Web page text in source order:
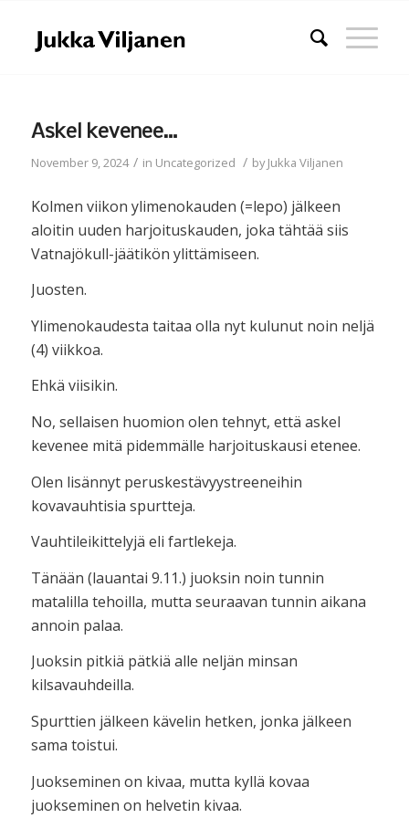
Askel kevenee…
November 9, 2024 / in Uncategorized / byJukka Viljanen
Kolmen viikon ylimenokauden (=lepo) jälkeen
aloitin uuden harjoituskauden, joka tähtää siis
Vatnajökull-jäätikön ylittämiseen.
Juosten.
Ylimenokaudesta taitaa olla nyt kulunut noin neljä
(4) viikkoa.
Ehkä viisikin.
No, sellaisen huomion olen tehnyt, että askel
kevenee mitä pidemmälle harjoituskausi etenee.
Olen lisännyt peruskestävyystreeneihin
kovavauhtisia spurtteja.
Vauhtileikittelyjä eli fartlekeja.
Tänään (lauantai 9.11.) juoksin noin tunnin
matalilla tehoilla, mutta seuraavan tunnin aikana
annoin palaa.
Juoksin pitkiä pätkiä alle neljän minsan
kilsavauhdeilla.
Spurttien jälkeen kävelin hetken, jonka jälkeen
sama toistui.
Juokseminen on kivaa, mutta kyllä kovaa
juokseminen on helvetin kivaa.